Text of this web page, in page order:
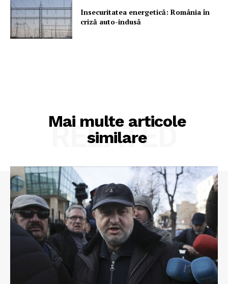
Insecuritatea energetică: România în
criză auto-indusă
Mai multe articole
similare
RELATED